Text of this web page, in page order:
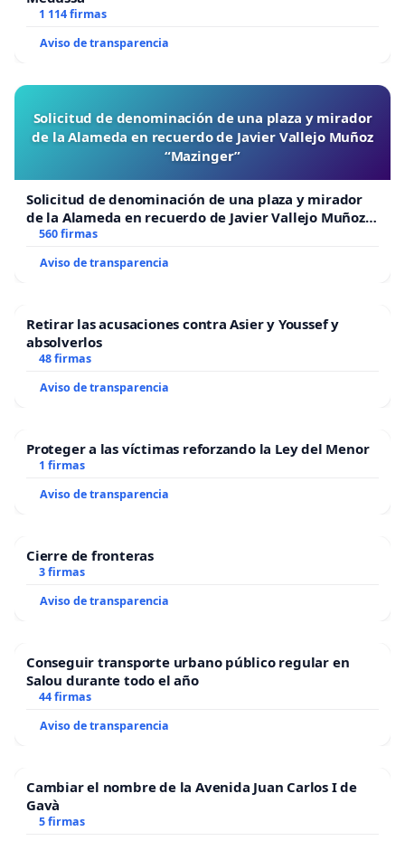
1 114 firmas
Aviso de transparencia
Solicitud de denominación de una plaza y mirador
de la Alameda en recuerdo de Javier Vallejo Muñoz
“Mazinger”
Solicitud de denominación de una plaza y mirador
de la Alameda en recuerdo de Javier Vallejo Muñoz
“Mazinger”
560 firmas
Aviso de transparencia
Retirar las acusaciones contra Asier y Youssef y
absolverlos
48 firmas
Aviso de transparencia
Proteger a las víctimas reforzando la Ley del Menor
1 firmas
Aviso de transparencia
Cierre de fronteras
3 firmas
Aviso de transparencia
Conseguir transporte urbano público regular en
Salou durante todo el año
44 firmas
Aviso de transparencia
Cambiar el nombre de la Avenida Juan Carlos I de
Gavà
5 firmas